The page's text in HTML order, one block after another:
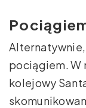
pociągiem. W
kolejowy